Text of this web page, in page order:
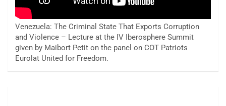
Venezuela: The Criminal State That Exports Corruption
and Violence – Lecture at the IV Iberosphere Summit
given by Maibort Petit on the panel on COT Patriots
Eurolat United for Freedom.